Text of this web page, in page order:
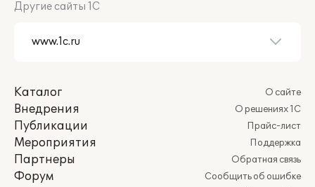
Другие сайты 1С
Каталог
Внедрения
Публикации
Мероприятия
Партнеры
Форум
О сайте
О решениях 1С
Прайс-лист
Поддержка
Обратная связь
Сообщить об ошибке